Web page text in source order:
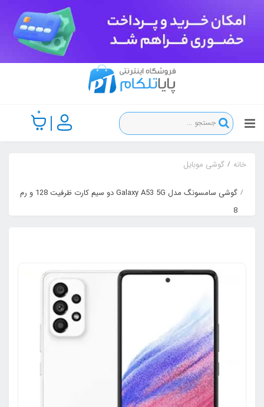
0
خانه گوشی موبایل
گوشی سامسونگ مدل Galaxy A53 5G دو سیم‌ کارت ظرفیت 128 و رم
8